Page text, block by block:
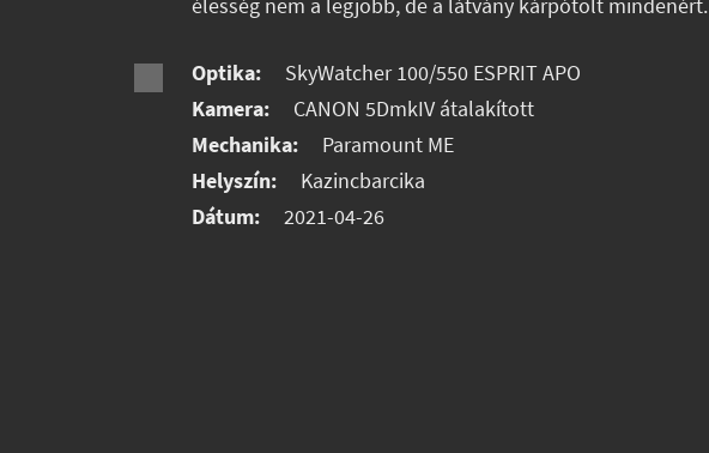
élesség nem a legjobb, de a látvány kárpótolt mindenért.
Optika:
SkyWatcher 100/550 ESPRIT APO
Kamera:
CANON 5DmkIV átalakított
Mechanika:
Paramount ME
Helyszín:
Kazincbarcika
Dátum:
2021-04-26